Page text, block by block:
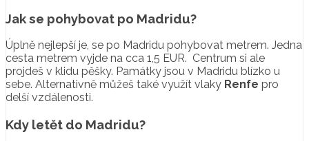
Jak se pohybovat po Madridu?
Úplně nejlepší je, se po Madridu pohybovat metrem. Jedna
cesta metrem vyjde na cca 1,5 EUR. Centrum si ale
projdeš v klidu pěšky. Památky jsou v Madridu blízko u
sebe. Alternativně můžeš také využít vlaky Renfe pro
delší vzdálenosti.
Kdy letět do Madridu?